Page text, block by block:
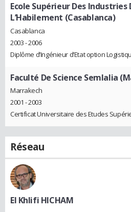
Ecole Supérieur Des Industries
L’Habilement (Casablanca)
Casablanca
2003 - 2006
Diplôme d’Ingénieur d’Etat option
Faculté De Science Semlalia
Marrakech
2001 - 2003
Certificat Universitaire des Etudes
Réseau
El Khlifi HICHAM